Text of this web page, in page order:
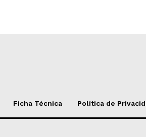
Ficha Técnica Política de